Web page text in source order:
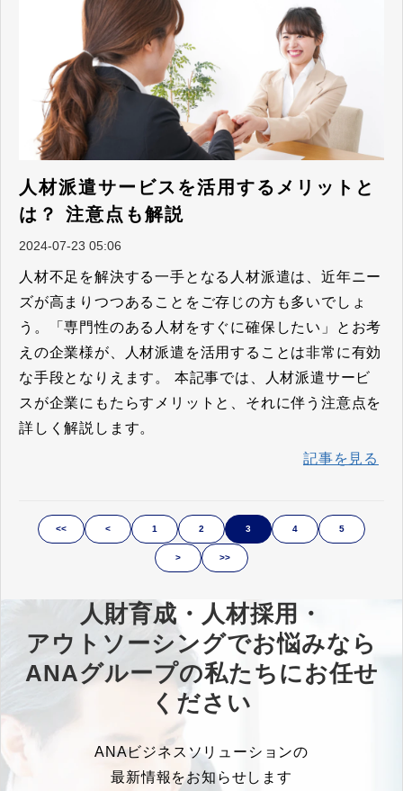
人材派遣サービスを活用するメリットと
は？ 注意点も解説
2024-07-23 05:06
人材不足を解決する一手となる人材派遣は、近年ニー
ズが高まりつつあることをご存じの方も多いでしょ
う。「専門性のある人材をすぐに確保したい」とお考
えの企業様が、人材派遣を活用することは非常に有効
な手段となりえます。 本記事では、人材派遣サービ
スが企業にもたらすメリットと、それに伴う注意点を
詳しく解説します。
記事を見る
<< < 1 2 3 4 5
> >>
人財育成・人材採用・
アウトソーシングでお悩みなら
ANAグループの私たちにお任せ
ください
ANAビジネスソリューションの
最新情報をお知らせします